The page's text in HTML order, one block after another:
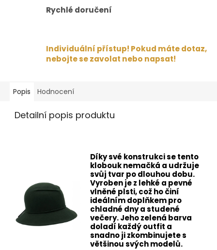
Rychlé doručení
Individuální přístup! Pokud máte dotaz,
nebojte se zavolat nebo napsat!
Popis Hodnocení
Detailní popis produktu
Díky své konstrukci se tento
klobouk nemačká a udržuje
svůj tvar po dlouhou dobu.
Vyroben je z lehké a pevné
vlněné plsti, což ho činí
ideálním doplňkem pro
chladné dny a studené
večery. Jeho zelená barva
doladí každý outfit a
snadno ji zkombinujete s
většinou svých modelů.